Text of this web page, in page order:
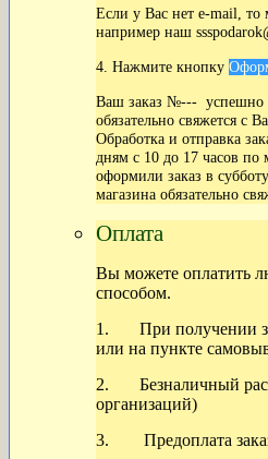
Если у Вас нет e-mail, то
например наш
4. Нажмите кнопку
Ваш заказ №--- успешно
обязательно свяжется с
Обработка и отправка
дням с 10 до 17 часов
оформили заказ в
магазина обязательно
Оплата
Вы можете оплатить
способом.
1. При получении
или на пункте
2. Безналичный
организаций)
3. Предоплата